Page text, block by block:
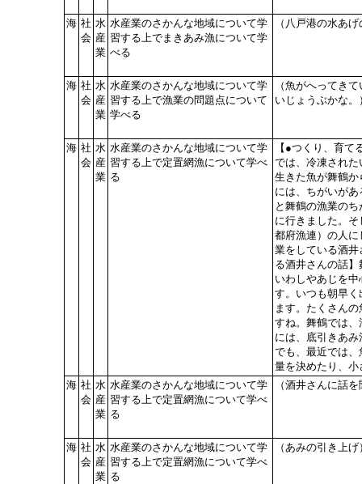
海 社
会
水
産
業
水産業のさかんな地域について学
習する上でまきあみ漁について学
べる
（八戸港の水あ
海 社
会
水
産
業
水産業のさかんな地域について学
習する上で漁業の問題点について
学べる
（魚がへってき
いじょうぶかな。
海 社
会
水
産
業
水産業のさかんな地域について学
習する上で定置網漁について学べ
る
【●つくり、育
では、冷凍され
生きた魚が舞鶴
には、ちがいが
と舞鶴の漁業の
に行きました。
都府漁連）の人
業をしている酒
る酒井さんの話
いわしやあじを
す。いつも朝早
ます。たくさん
すね。舞鶴では
には、底引きあ
でも、最近では
量を決めたり、
海 社
会
水
産
業
水産業のさかんな地域について学
習する上で定置網漁について学べ
る
（酒井さんに話
海 社
会
水
産
業
水産業のさかんな地域について学
習する上で定置網漁について学べ
る
（あみの引き上げ